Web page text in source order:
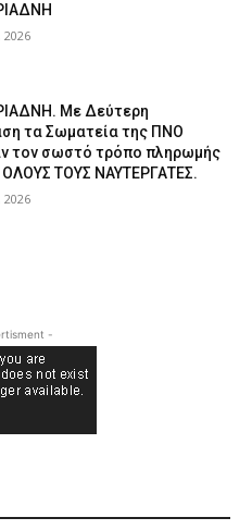
2026
Με Δεύτερη
τα Σωματεία της ΠΝΟ
τον σωστό τρόπο πληρωμής
ΟΛΟΥΣ ΤΟΥΣ ΝΑΥΤΕΡΓΑΤΕΣ.
2026
-